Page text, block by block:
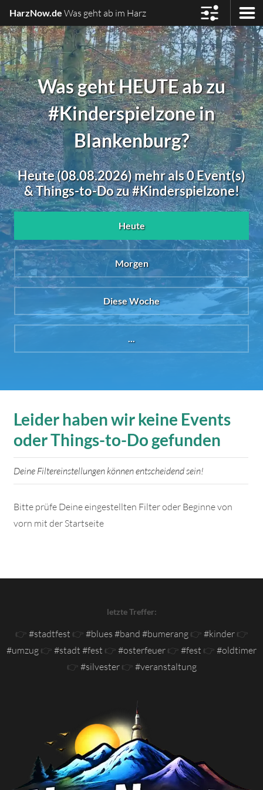
HarzNow.de Was geht ab im Harz
Was geht HEUTE ab zu
#Kinderspielzone in
Blankenburg?
Heute (08.08.2026) mehr als 0 Event(s)
& Things-to-Do zu #Kinderspielzone!
Heute
Morgen
Diese Woche
Leider haben wir keine Events
oder Things-to-Do gefunden
Deine Filtereinstellungen können entscheidend sein!
Bitte prüfe Deine eingestellten Filter oder Beginne von
vorn mit der Startseite
letzte Treffer:
👉 #stadtfest 👉 #blues #band #bumerang👉 #kinder👉
#umzug 👉 #stadt #fest 👉 #osterfeuer 👉 #fest 👉 #oldtimer
👉 #silvester👉 #veranstaltung